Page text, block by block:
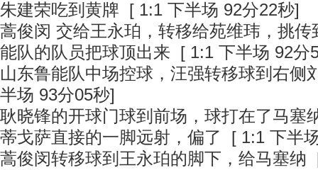
朱建荣吃到黄牌 [ 1:1 下半场 92分22秒]
蒿俊闵 交给王永珀，转移给苑维玮，挑传
能队的队员把球顶出来 [ 1:1 下半场 92分
山东鲁能队中场控球，汪强转移球到右侧
半场 93分05秒]
耿晓锋的开球门球到前场，球打在了马塞
蒂戈萨直接的一脚远射，偏了
[ 1:1 下半
蒿俊闵转移球到王永珀的脚下，给马塞纳